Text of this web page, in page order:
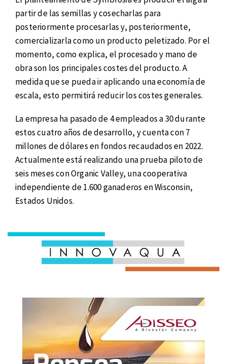
partir de las semillas y cosecharlas para
posteriormente procesarlas y, posteriormente,
comercializarla como un producto peletizado. Por el
momento, como explica, el procesado y mano de
obra son los principales costes del producto. A
medida que se pueda ir aplicando una economía de
escala, esto permitirá reducir los costes generales.
La empresa ha pasado de 4 empleados a 30 durante
estos cuatro años de desarrollo, y cuenta con 7
millones de dólares en fondos recaudados en 2022.
Actualmente está realizando una prueba piloto de
seis meses con Organic Valley, una cooperativa
independiente de 1.600 ganaderos en Wisconsin,
Estados Unidos.